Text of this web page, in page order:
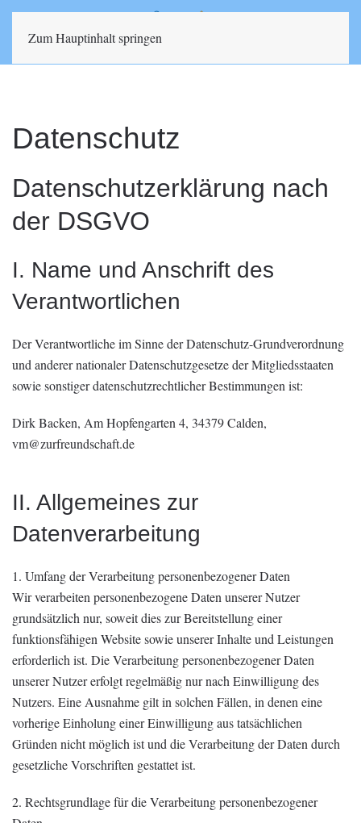
Zum Hauptinhalt springen
Datenschutz
Datenschutzerklärung nach
der DSGVO
I. Name und Anschrift des
Verantwortlichen
Der Verantwortliche im Sinne der Datenschutz-Grundverordnung
und anderer nationaler Datenschutzgesetze der Mitgliedsstaaten
sowie sonstiger datenschutzrechtlicher Bestimmungen ist:
Dirk Backen, Am Hopfengarten 4, 34379 Calden,
vm@zurfreundschaft.de
II. Allgemeines zur
Datenverarbeitung
1. Umfang der Verarbeitung personenbezogener Daten
Wir verarbeiten personenbezogene Daten unserer Nutzer
grundsätzlich nur, soweit dies zur Bereitstellung einer
funktionsfähigen Website sowie unserer Inhalte und Leistungen
erforderlich ist. Die Verarbeitung personenbezogener Daten
unserer Nutzer erfolgt regelmäßig nur nach Einwilligung des
Nutzers. Eine Ausnahme gilt in solchen Fällen, in denen eine
vorherige Einholung einer Einwilligung aus tatsächlichen
Gründen nicht möglich ist und die Verarbeitung der Daten durch
gesetzliche Vorschriften gestattet ist.
2. Rechtsgrundlage für die Verarbeitung personenbezogener